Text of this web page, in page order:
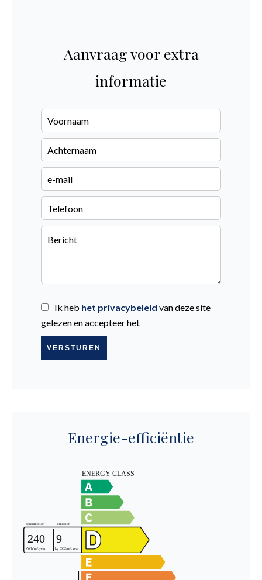
Aanvraag voor extra
informatie
Ik heb het privacybeleid van deze site
gelezen en accepteer het
VERSTUREN
Energie-efficiëntie